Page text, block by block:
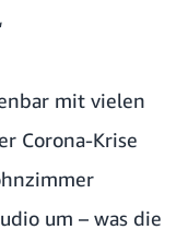
mit vielen
Corona-Krise
um – was die